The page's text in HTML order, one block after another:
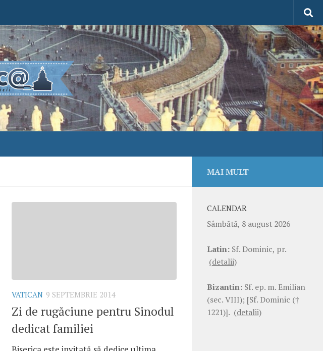
VATICAN 9 SEPTEMBRIE 2014
Zi de rugăciune pentru Sinodul
dedicat familiei
MAI MULT
CALENDAR
Sâmbătă, 8 august 2026
Latin: Sf. Dominic, pr.
(detalii)
Bizantin: Sf. ep. m. Emilian
(sec. VIII); [Sf. Dominic (†
1221)]. (detalii)